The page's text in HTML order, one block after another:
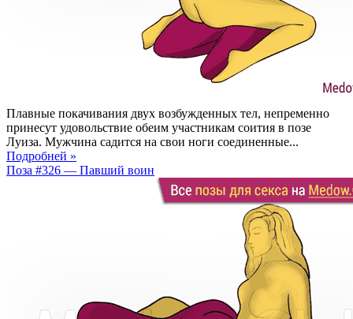
Плавные покачивания двух возбужденных тел, непременно
принесут удовольствие обеим участникам соития в позе
Луиза. Мужчина садится на свои ноги соединенные...
Подробней »
Поза #326 — Павший воин